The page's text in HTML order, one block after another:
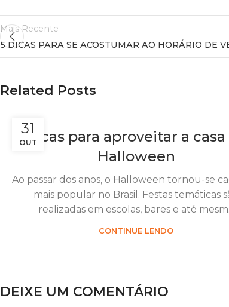
Mais Recente
5 DICAS PARA SE ACOSTUMAR AO HORÁRIO DE
Related Posts
31
OUT
Dicas para aproveitar a casa
Halloween
Ao passar dos anos, o Halloween tornou-se
mais popular no Brasil. Festas temáticas
realizadas em escolas, bares e até
CONTINUE LENDO
DEIXE UM COMENTÁRIO